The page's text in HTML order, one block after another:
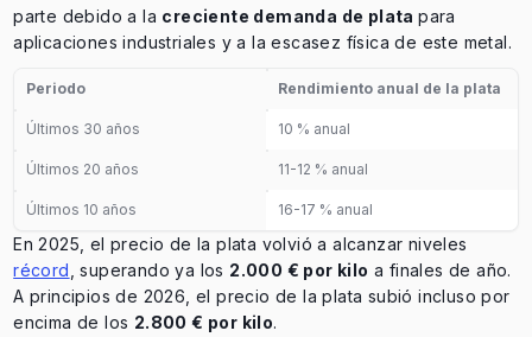
parte debido a la creciente demanda de platapara
aplicaciones industriales y a la escasez física de este metal.
Periodo Rendimiento anual de la plata
Últimos 30 años 10 % anual
Últimos 20 años 11-12 % anual
Últimos 10 años 16-17 % anual
En 2025, el precio de la plata volvió a alcanzar niveles
récord , superando ya los 2.000 € por kilo a finales de año.
A principios de 2026, el precio de la plata subió incluso por
encima de los 2.800 € por kilo.